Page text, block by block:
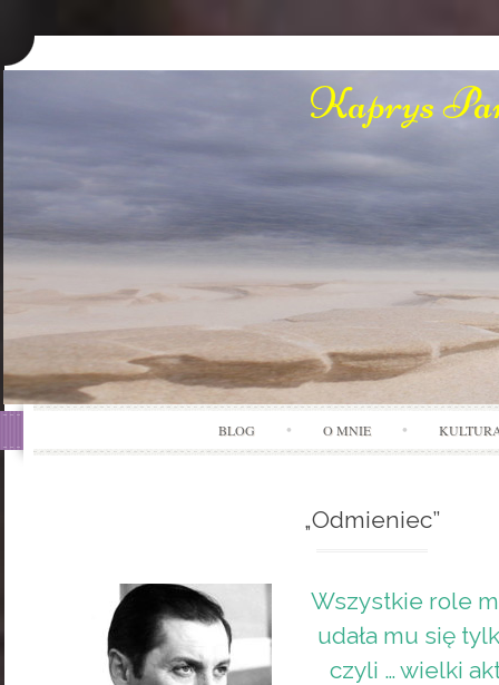
Kaprys
BLOG O MNIE
„Odmieniec”
Wszystkie role
udała mu się
czyli … wielki